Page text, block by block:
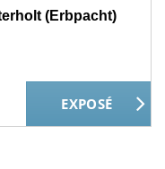
(Erbpacht)